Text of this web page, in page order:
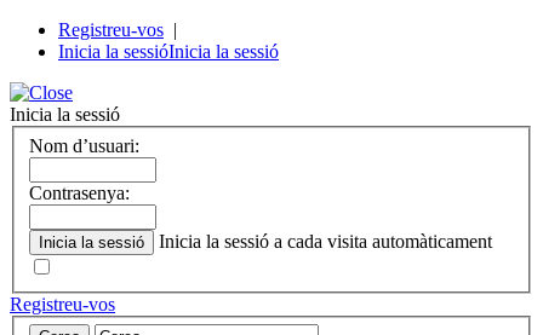
Registreu-vos |
Inicia la sessióInicia la sessió
Inicia la sessió
Nom d’usuari:
Contrasenya:
Inicia la sessió a cada visita automàticament
Registreu-vos